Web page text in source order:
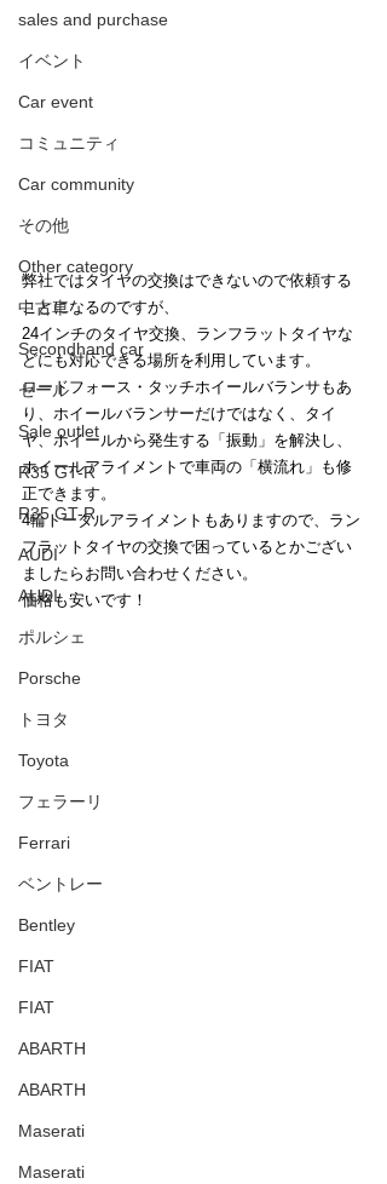
sales and purchase
イベント
Car event
コミュニティ
Car community
その他
Other category
中古車
Secondhand car
セール
Sale outlet
R35 GT-R
R35 GT-R
AUDI
AUDI
ポルシェ
Porsche
トヨタ
Toyota
フェラーリ
Ferrari
ベントレー
Bentley
FIAT
FIAT
ABARTH
ABARTH
Maserati
Maserati
弊社ではタイヤの交換はできないので依頼する
ことになるのですが、
24インチのタイヤ交換、ランフラットタイヤな
どにも対応できる場所を利用しています。
ロードフォース・タッチホイールバランサもあ
り、ホイールバランサーだけではなく、タイ
ヤ、ホイールから発生する「振動」を解決し、
ホイールアライメントで車両の「横流れ」も修
正できます。
4輪トータルアライメントもありますので、ラン
フラットタイヤの交換で困っているとかござい
ましたらお問い合わせください。
価格も安いです！